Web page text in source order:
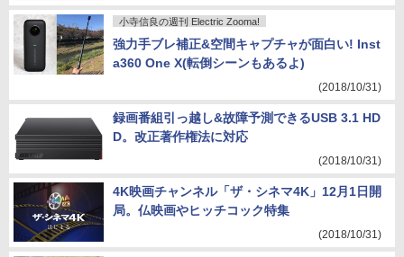
小寺信良の週刊 Electric Zooma!
強力手ブレ補正&空間キャプチャが面白い! Inst
a360 One X(転倒シーンもあるよ)
(2018/10/31)
録画番組引っ越し&故障予測できるUSB 3.1 HD
D。改正著作権法に対応
(2018/10/31)
4K映画チャンネル「ザ・シネマ4K」12月1日開
局。仏映画やヒッチコック特集
(2018/10/31)